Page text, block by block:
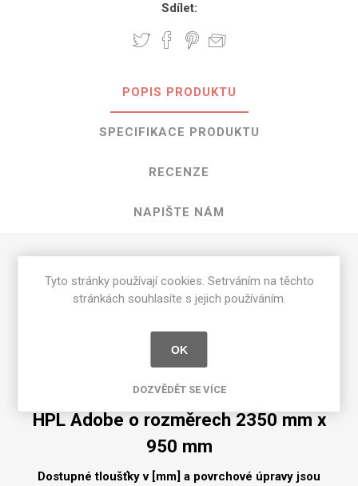
Sdílet:
POPIS PRODUKTU
SPECIFIKACE PRODUKTU
RECENZE
NAPIŠTE NÁM
1300 mm
uvedeny v tabulce
Matte 58 [MAT]
HPL Adobe o rozměrech 2350 mm x
950 mm
Dostupné tloušťky v [mm] a povrchové úpravy jsou
Tyto stránky používají cookies. Setrváním na těchto
stránkách souhlasíte s jejich používáním.
OK
DOZVĚDĚT SE VÍCE